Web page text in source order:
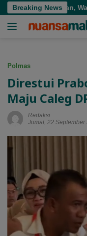
Langsung
ke
Breaking News
Sasaran, Wagub
Polmas
Direstui
Maju Caleg
Redaksi
Jumat, 22 September